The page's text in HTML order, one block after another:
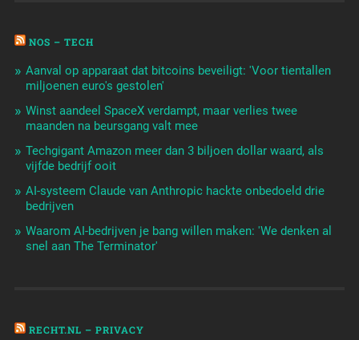
NOS – TECH
Aanval op apparaat dat bitcoins beveiligt: 'Voor tientallen
miljoenen euro's gestolen'
Winst aandeel SpaceX verdampt, maar verlies twee
maanden na beursgang valt mee
Techgigant Amazon meer dan 3 biljoen dollar waard, als
vijfde bedrijf ooit
AI-systeem Claude van Anthropic hackte onbedoeld drie
bedrijven
Waarom AI-bedrijven je bang willen maken: 'We denken al
snel aan The Terminator'
RECHT.NL – PRIVACY